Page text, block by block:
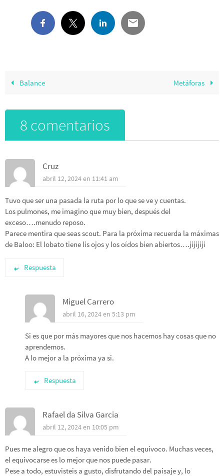
Balance Metáforas
8 comentarios
Cruz
abril 12, 2024 en 11:41 am
Tuvo que ser una pasada la ruta por lo que se ve y cuentas.
Los pulmones, me imagino que muy bien, después del
exceso….menudo reposo.
Parece mentira que seas scout. Para la próxima recuerda la máximas
de Baloo: El lobato tiene lis ojos y los oídos bien abiertos….jijijiji
Respuesta
Miguel Carrero
abril 16, 2024 en 5:13 pm
Si es que por más mayores que nos hacemos hay cosas que no
aprendemos.
A lo mejor a la próxima ya si.
Respuesta
Rafael da Silva Garcia
abril 12, 2024 en 10:05 pm
Pues me alegro que os haya venido bien el equivoco. Muchas veces,
el equivocarse es lo mejor que nos puede pasar.
Pese a todo, estuvisteis a gusto, disfrutando del paisaje y, lo